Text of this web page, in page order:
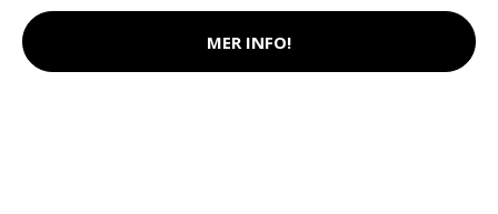
MER INFO!